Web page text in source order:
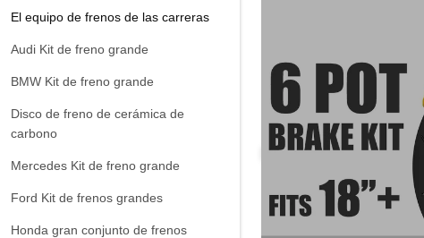
El equipo de frenos de las carreras
Audi Kit de freno grande
BMW Kit de freno grande
Disco de freno de cerámica de
carbono
Mercedes Kit de freno grande
Ford Kit de frenos grandes
Honda gran conjunto de frenos